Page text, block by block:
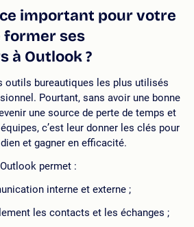
important pour votre
ses
à Outlook ?
outils bureautiques les plus utilisés
Pourtant, sans avoir une bonne
une source de perte de temps et
c’est leur donner les clés pour
et gagner en efficacité.
permet :
interne et externe ;
les contacts et les échanges ;